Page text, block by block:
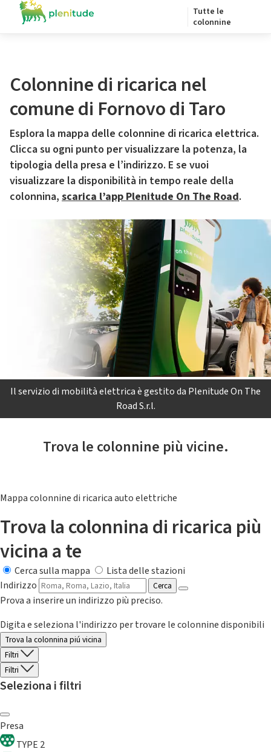
Tutte le
colonnine
Colonnine di ricarica nel
comune di Fornovo di Taro
Esplora la mappa delle colonnine di ricarica elettrica.
Clicca su ogni punto per visualizzare la potenza, la
tipologia della presa e l’indirizzo. E se vuoi
visualizzare la disponibilità in tempo reale della
colonnina, scarica l’app Plenitude On The Road.
Il servizio di mobilità elettrica è gestito da Plenitude On The
Road S.r.l.
Trova le colonnine più vicine.
Mappa colonnine di ricarica auto elettriche
Trova la colonnina di ricarica più
vicina a te
Cerca sulla mappa
Lista delle stazioni
Indirizzo
Cerca
Prova a inserire un indirizzo più preciso.
Digita e seleziona l'indirizzo per trovare le colonnine disponibili
Trova la colonnina piú vicina
Filtri
Filtri
Seleziona i filtri
Presa
TYPE 2